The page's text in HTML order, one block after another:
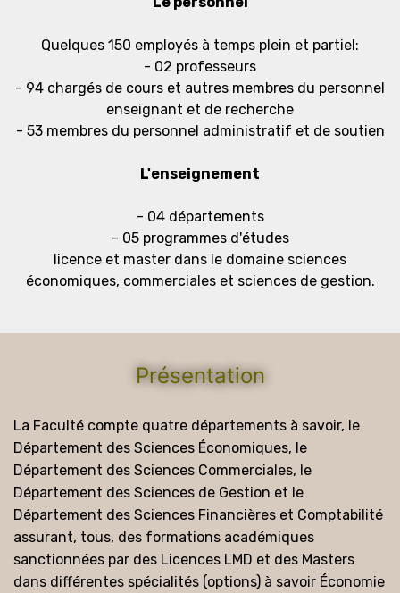
Quelques 150 employés à temps plein et partiel:
- 02 professeurs
- 94 chargés de cours et autres membres du personnel
enseignant et de recherche
- 53 membres du personnel administratif et de soutien
L'enseignement
- 04 départements
- 05 programmes d'études
licence et master dans le domaine sciences
économiques, commerciales et sciences de gestion.
Présentation
La Faculté compte quatre départements à savoir, le
Département des Sciences Économiques, le
Département des Sciences Commerciales, le
Département des Sciences de Gestion et le
Département des Sciences Financières et Comptabilité
assurant, tous, des formations académiques
sanctionnées par des Licences LMD et des Masters
dans différentes spécialités (options) à savoir Économie